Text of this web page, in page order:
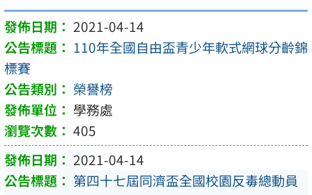
2021-04-14
110年全國自由盃青少年軟式網球分齡錦
標賽
榮譽榜
學務處
405
2021-04-14
第四十七屆同濟盃全國校園反毒總動員